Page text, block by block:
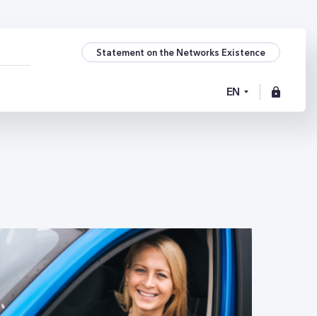
Statement on the Networks Existence
EN